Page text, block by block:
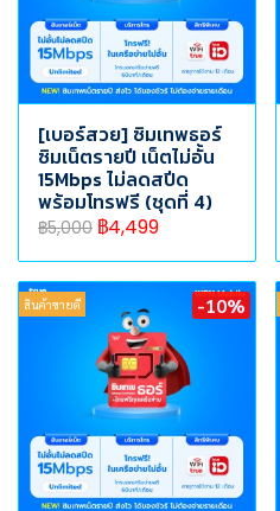
[เบอร์สวย] ซิมเทพธอร์
ซิมเน็ตรายปี เน็ตไม่อั้น
15Mbps ไม่ลดสปีด
พร้อมโทรฟรี (ชุดที่ 4)
฿5,000 ฿4,499
สินค้าขายดี -10%